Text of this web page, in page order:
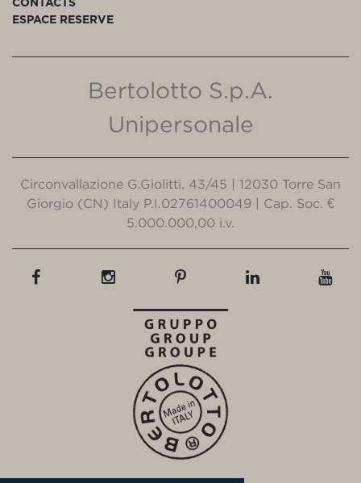
ESPACE RESERVE
Bertolotto S.p.A.
Unipersonale
Circonvallazione G.Giolitti, 43/45 | 12030 Torre San
Giorgio (CN) Italy P.I.02761400049 | Cap. Soc. €
5.000.000,00 i.v.